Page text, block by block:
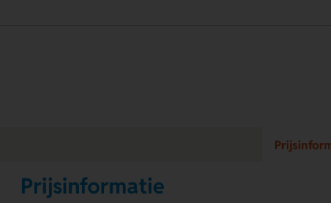
Prijsinformatie